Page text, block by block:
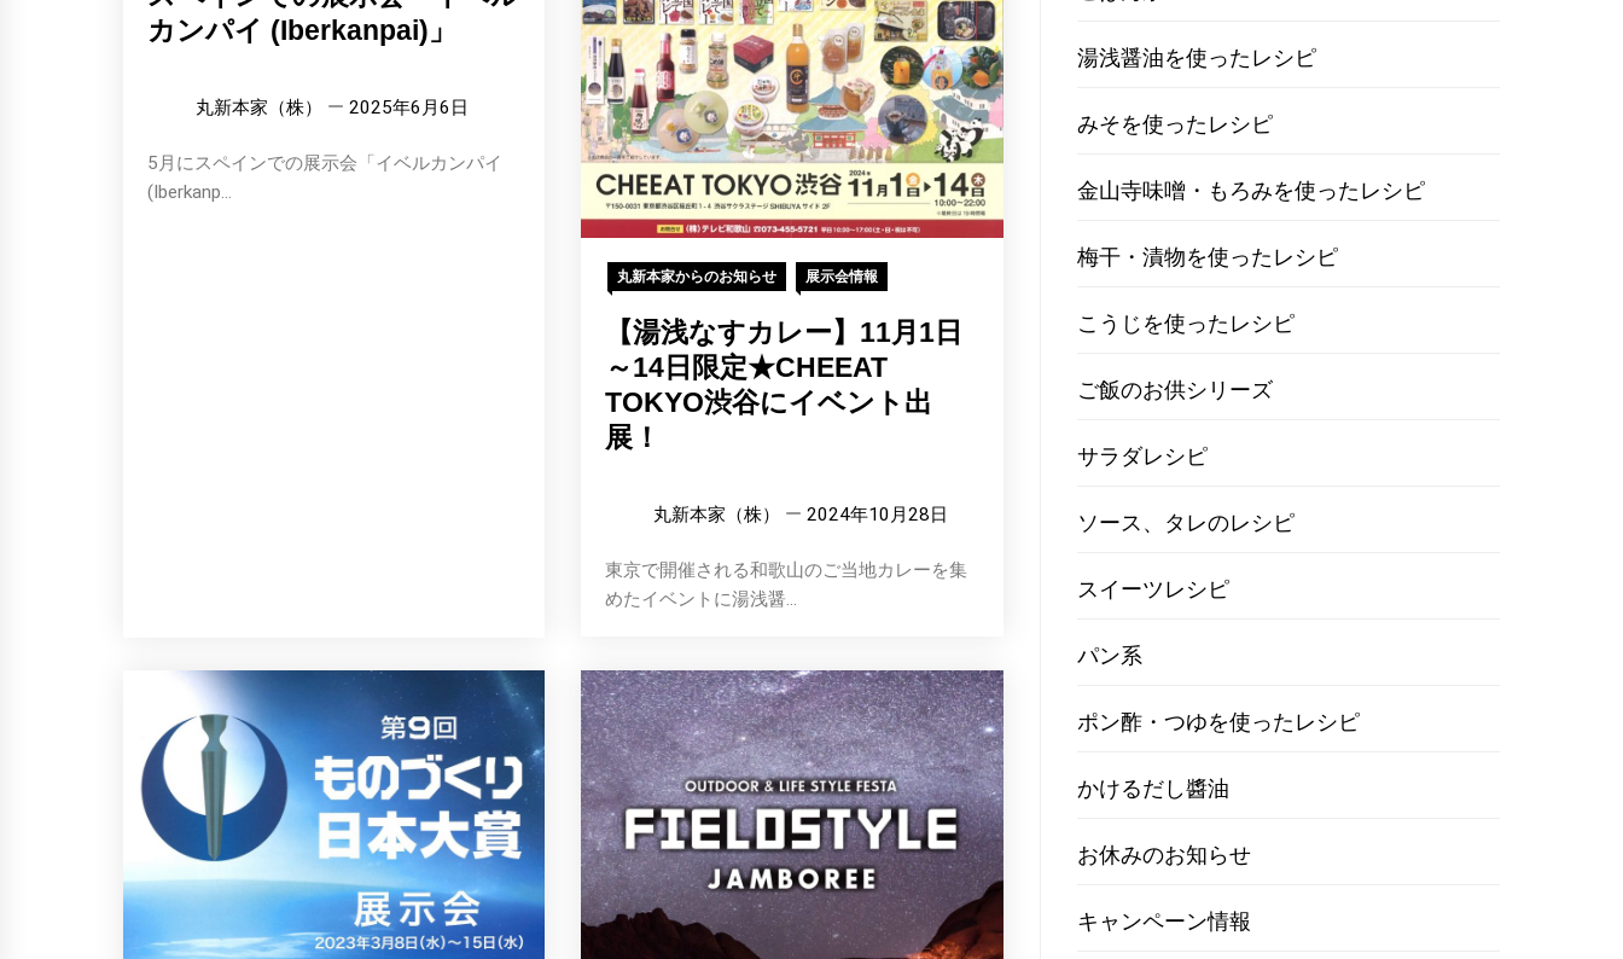
カンパイ (Iberkanpai)」
丸新本家（株） 2025年6月6日
5月にスペインでの展示会「イベルカンパイ
(Iberkanp...
丸新本家からのお知らせ 展示会情報
【湯浅なすカレー】11月1日
～14日限定★CHEEAT
TOKYO渋谷にイベント出
展！
丸新本家（株） 2024年10月28日
東京で開催される和歌山のご当地カレーを集
めたイベントに湯浅醤...
湯浅醤油を使ったレシピ
みそを使ったレシピ
金山寺味噌・もろみを使ったレシピ
梅干・漬物を使ったレシピ
こうじを使ったレシピ
ご飯のお供シリーズ
サラダレシピ
ソース、タレのレシピ
スイーツレシピ
パン系
ポン酢・つゆを使ったレシピ
かけるだし醬油
お休みのお知らせ
キャンペーン情報